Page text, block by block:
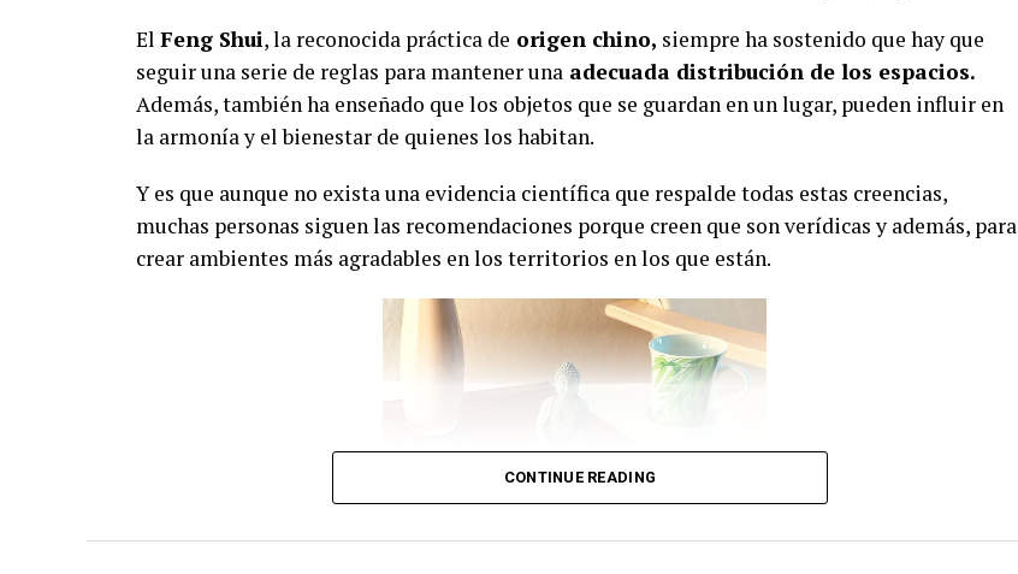
El Feng Shui, la reconocida práctica de origen chino, siempre ha sostenido que hay que
seguir una serie de reglas para mantener una adecuada distribución de los espacios.
Además, también ha enseñado que los objetos que se guardan en un lugar, pueden influir en
la armonía y el bienestar de quienes los habitan.
Y es que aunque no exista una evidencia científica que respalde todas estas creencias,
muchas personas siguen las recomendaciones porque creen que son verídicas y además, para
crear ambientes más agradables en los territorios en los que están.
CONTINUE READING